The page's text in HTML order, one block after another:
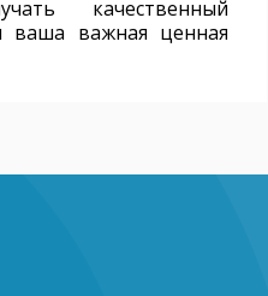
качественный
ваша важная ценная